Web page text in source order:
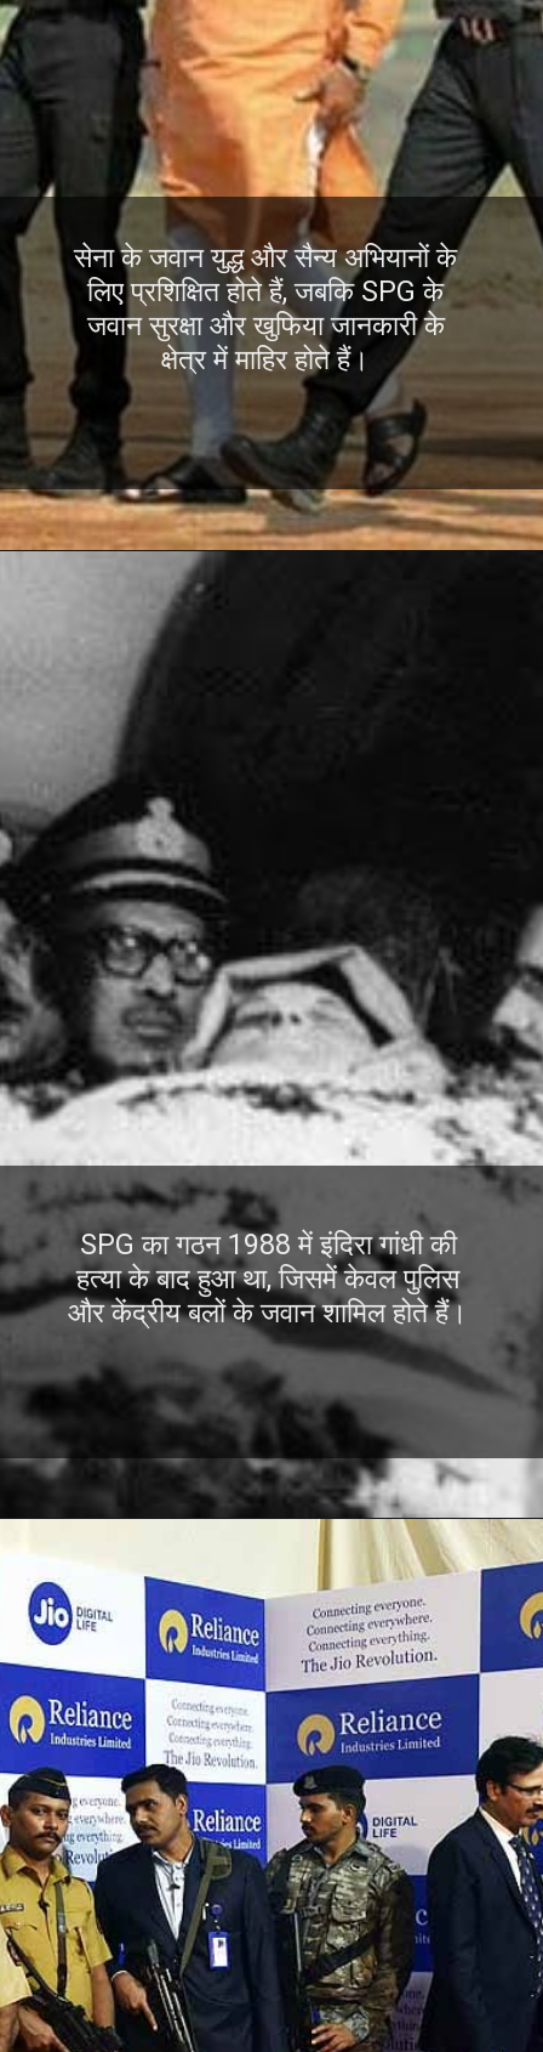
सेना के जवान युद्ध और सैन्य अभियानों के
लिए प्रशिक्षित होते हैं, जबकि SPG के
जवान सुरक्षा और खुफिया जानकारी के
क्षेत्र में माहिर होते हैं।
SPG का गठन 1988 में इंदिरा गांधी की
हत्या के बाद हुआ था, जिसमें केवल पुलिस
और केंद्रीय बलों के जवान शामिल होते हैं।